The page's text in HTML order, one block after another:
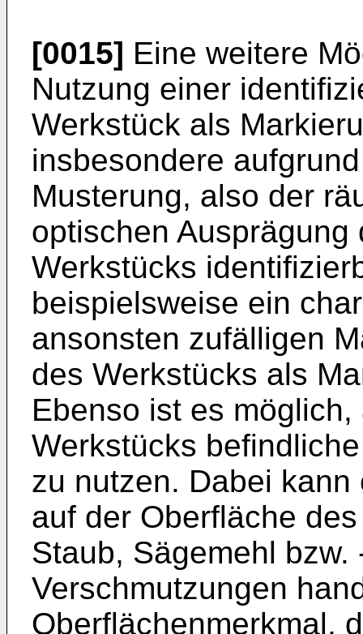
[0015] Eine weitere
Nutzung einer
Werkstück als
insbesondere
Musterung, also der
optischen
Werkstücks
beispielsweise ein
ansonsten zufälligen
des Werkstücks als
Ebenso ist es
Werkstücks
zu nutzen. Dabei
auf der Oberfläche
Staub, Sägemehl
Verschmutzungen
Oberflächenmerkmal,